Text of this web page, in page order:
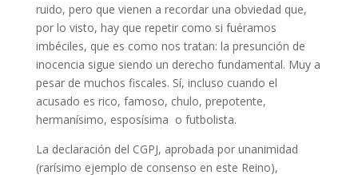
ruido, pero que vienen a recordar una obviedad que,
por lo visto, hay que repetir como si fuéramos
imbéciles, que es como nos tratan: la presunción de
inocencia sigue siendo un derecho fundamental. Muy a
pesar de muchos fiscales. Sí, incluso cuando el
acusado es rico, famoso, chulo, prepotente,
hermanísimo, esposísima o futbolista.
La declaración del CGPJ, aprobada por unanimidad
(rarísimo ejemplo de consenso en este Reino),